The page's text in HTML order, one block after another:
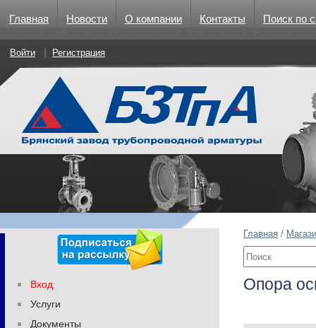
Войти Регистрация
Главная Новости О компании Контакты Поиск по
Главная /
Опора
Вход
Услуги
Документы